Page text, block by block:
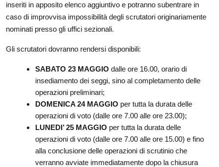
inseriti in apposito elenco aggiuntivo e potranno subentrare in
caso di improvvisa impossibilità degli scrutatori originariamente
nominati presso gli uffici sezionali.
Gli scrutatori dovranno rendersi disponibili:
SABATO 23 MAGGIO dalle ore 16.00, orario di
insediamento dei seggi, sino al completamento delle
operazioni preliminari;
DOMENICA 24 MAGGIO per tutta la durata delle
operazioni di voto (dalle ore 7.00 alle ore 23.00);
LUNEDI’ 25 MAGGIO per tutta la durata delle
operazioni di voto (dalle ore 7.00 alle ore 15.00) e fino
alla conclusione delle operazioni di scrutinio che
verranno avviate immediatamente dopo la chiusura